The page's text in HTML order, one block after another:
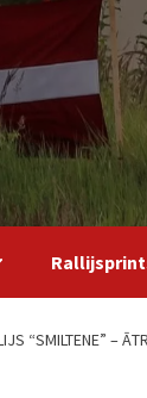
“SMILTENE” –